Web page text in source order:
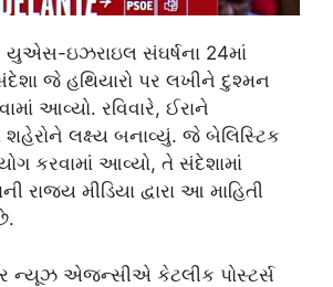
યુએસ-ઇઝરાઇલ સંઘર્ષના 24માં
જે હથિયારો પર લખીને દુશ્મન
આવ્યો. રવિવારે, ઈરાને
શહેરોને લક્ષ્ય બનાવ્યું. જે બેલિસ્ટિક
કરવામાં આવ્યો, તે સંદેશામાં
રાજ્ય મીડિયા દ્વારા આ માહિતી
ન્યૂઝ એજન્સીએ કેટલીક પોસ્ટર્સ